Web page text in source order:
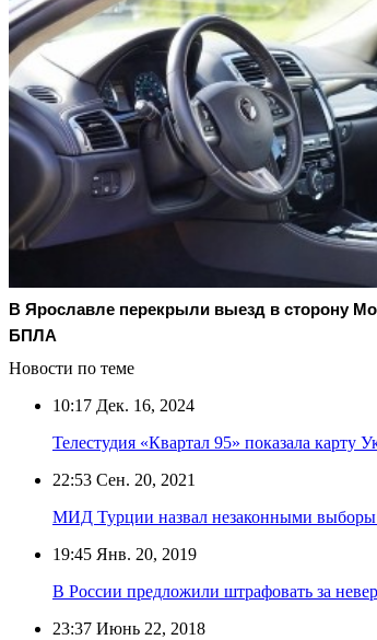
В Ярославле перекрыли выезд в сторону
БПЛА
Новости по теме
10:17 Дек. 16, 2024
Телестудия «Квартал 95» показала карту
22:53 Сен. 20, 2021
МИД Турции назвал незаконными
19:45 Янв. 20, 2019
В России предложили штрафовать за
23:37 Июнь 22, 2018